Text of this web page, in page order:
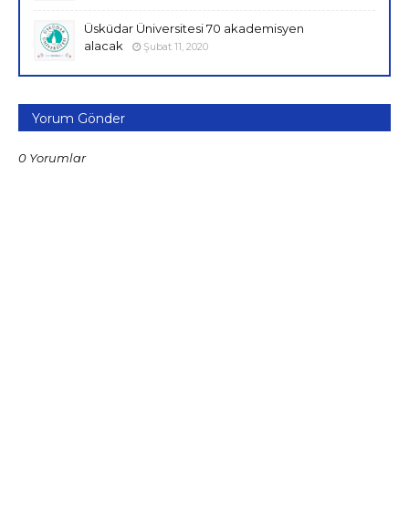
Üsküdar Üniversitesi 70 akademisyen
alacak
Şubat 11, 2020
Yorum Gönder
0 Yorumlar